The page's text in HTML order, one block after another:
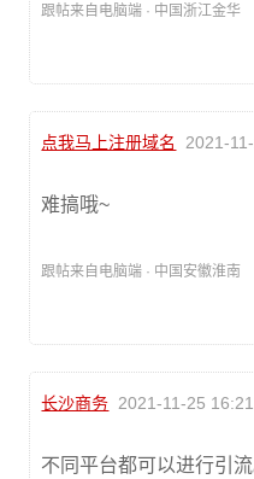
跟帖来自电脑端 · 中国浙江金华
点我马上注册域名 2021-
难搞哦~
跟帖来自电脑端 · 中国安徽淮南
长沙商务 2021-11-25
不同平台都可以进行引流